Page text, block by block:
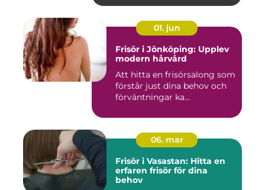
01. jun
Frisör i Jönköping: Upplev
modern hårvård
Att hitta en frisörsalong som
förstår just dina behov och
förväntningar ka...
06. mar
Frisör i Vasastan: Hitta en
erfaren frisör för dina
behov